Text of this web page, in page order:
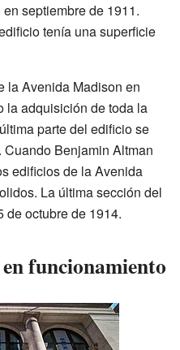
septiembre de 1911.
tenía una superficie
la Avenida Madison en
la adquisición de toda la
parte del edificio se
Benjamin Altman
edificios de la Avenida
La última sección del
de octubre de 1914.
funcionamiento